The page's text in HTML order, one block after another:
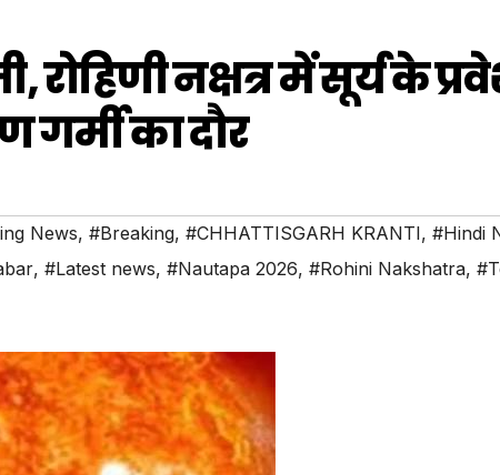
रोहिणी नक्षत्र में सूर्य के
का दौर
News, #Breaking, #CHHATTISGARH KRANTI, #Hindi
, #Latest news, #Nautapa 2026, #Rohini Nakshatra,